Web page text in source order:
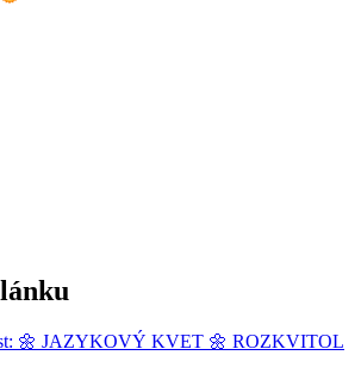
🌼 JAZYKOVÝ KVET 🌼 ROZKVITOL